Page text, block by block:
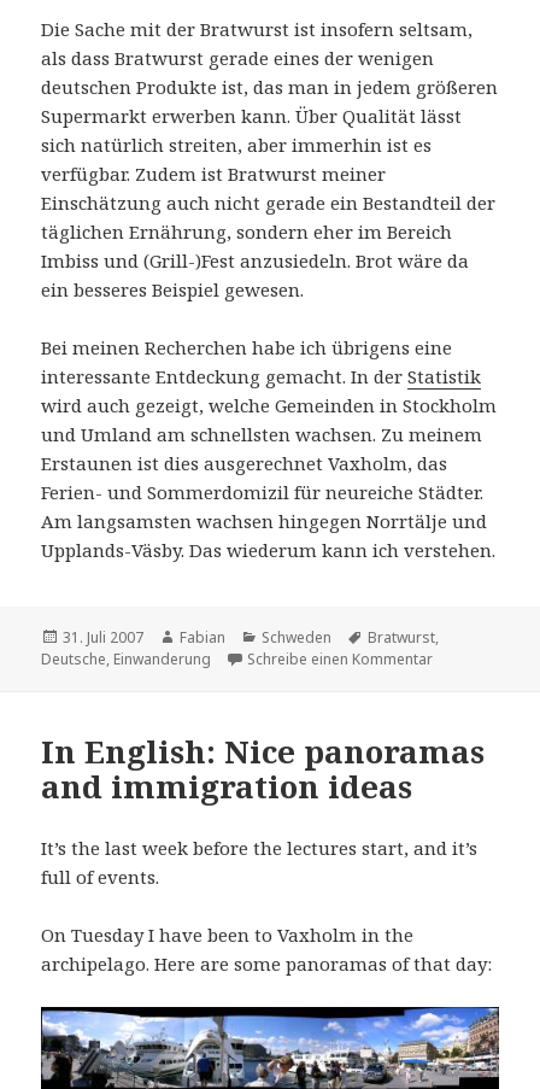
Die Sache mit der Bratwurst ist insofern seltsam,
als dass Bratwurst gerade eines der wenigen
deutschen Produkte ist, das man in jedem größeren
Supermarkt erwerben kann. Über Qualität lässt
sich natürlich streiten, aber immerhin ist es
verfügbar. Zudem ist Bratwurst meiner
Einschätzung auch nicht gerade ein Bestandteil der
täglichen Ernährung, sondern eher im Bereich
Imbiss und (Grill-)Fest anzusiedeln. Brot wäre da
ein besseres Beispiel gewesen.
Bei meinen Recherchen habe ich übrigens eine
interessante Entdeckung gemacht. In derStatistik
wird auch gezeigt, welche Gemeinden in Stockholm
und Umland am schnellsten wachsen. Zu meinem
Erstaunen ist dies ausgerechnet Vaxholm, das
Ferien- und Sommerdomizil für neureiche Städter.
Am langsamsten wachsen hingegen Norrtälje und
Upplands-Väsby. Das wiederum kann ich verstehen.
Veröffentlicht
am
31. Juli 2007 Autor
Fabian Kategorien
Schweden Schlagwörter
Bratwurst,
Deutsche, Einwanderung Schreibe einen Kommentarzu Rette sich,
In English: Nice panoramas
and immigration ideas
It’s the last week before the lectures start, and it’s
full of events.
On Tuesday I have been to Vaxholm in the
archipelago. Here are some panoramas of that day: